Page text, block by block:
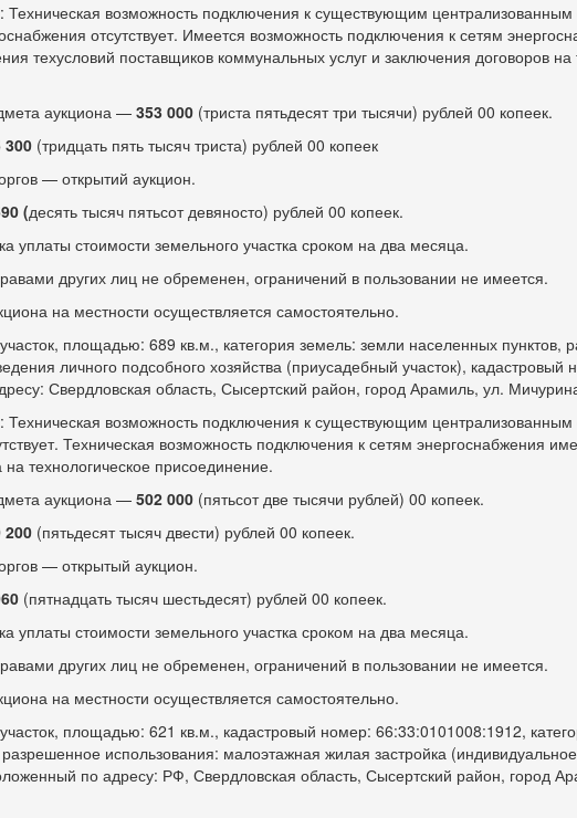
Техническая возможность подключения к существующим
отсутствует. Имеется возможность подключения к сетям
техусловий поставщиков коммунальных услуг и заключения договоров на
аукциона —353 000 (триста пятьдесят три тысячи) рублей 00 копеек.
300 (тридцать пять тысяч триста) рублей 00 копеек
— открытий аукцион.
(десять тысяч пятьсот девяносто) рублей 00 копеек.
уплаты стоимости земельного участка сроком на два месяца.
других лиц не обременен, ограничений в пользовании не имеется.
на местности осуществляется самостоятельно.
площадью: 689 кв.м., категория земель: земли населенных пунктов,
личного подсобного хозяйства (приусадебный участок),
Свердловская область, Сысертский район, город Арамиль, ул.
Техническая возможность подключения к существующим
Техническая возможность подключения к сетям энергоснабжения
технологическое присоединение.
аукциона —502 000 (пятьсот две тысячи рублей) 00 копеек.
200 (пятьдесят тысяч двести) рублей 00 копеек.
— открытый аукцион.
(пятнадцать тысяч шестьдесят) рублей 00 копеек.
уплаты стоимости земельного участка сроком на два месяца.
других лиц не обременен, ограничений в пользовании не имеется.
на местности осуществляется самостоятельно.
площадью: 621 кв.м., кадастровый номер: 66:33:0101008:1912,
использования: малоэтажная жилая застройка
по адресу: РФ, Свердловская область, Сысертский район, город